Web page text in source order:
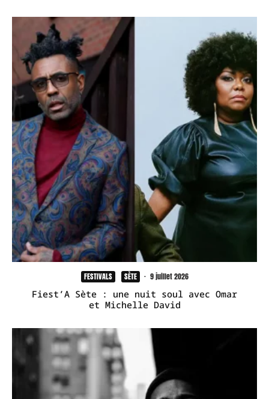
FESTIVALS SÈTE · 9 juillet 2026
Fiest’A Sète : une nuit soul avec Omar
et Michelle David